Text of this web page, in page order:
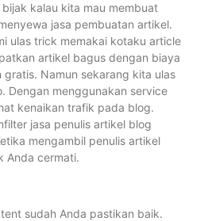
kalau kita mau membuat
jasa pembuatan artikel.
ulas trick memakai kotaku article
artikel bagus dengan biaya
Namun sekarang kita ulas
Dengan menggunakan service
kenaikan trafik pada blog.
jasa penulis artikel blog
mengambil penulis artikel
Anda cermati.
sudah Anda pastikan baik.